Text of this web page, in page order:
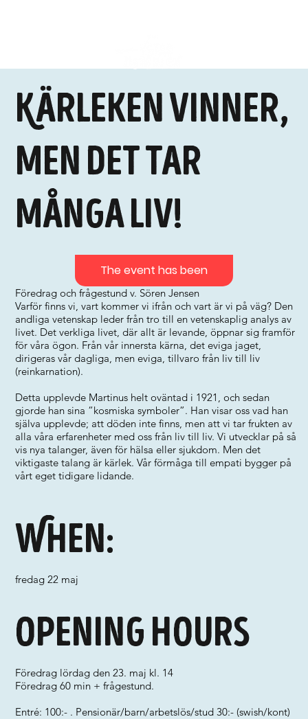
Kärleken vinner,
men det tar
många liv!
Föredrag och frågestund v. Sören Jensen
Varför finns vi, vart kommer vi ifrån och vart är vi på väg? Den
andliga vetenskap leder från tro till en vetenskaplig analys av
livet. Det verkliga livet, där allt är levande, öppnar sig framför
för våra ögon. Från vår innersta kärna, det eviga jaget,
dirigeras vår dagliga, men eviga, tillvaro från liv till liv
(reinkarnation).
Detta upplevde Martinus helt oväntad i 1921, och sedan
gjorde han sina ”kosmiska symboler”. Han visar oss vad han
själva upplevde; att döden inte finns, men att vi tar frukten av
alla våra erfarenheter med oss från liv till liv. Vi utvecklar på så
vis nya talanger, även för hälsa eller sjukdom. Men det
viktigaste talang är kärlek. Vår förmåga till empati bygger på
vårt eget tidigare lidande.
When:
fredag 22 maj
Opening hours
Föredrag lördag den 23. maj kl. 14
Föredrag 60 min + frågestund.
Entré: 100:- . Pensionär/barn/arbetslös/stud 30:- (swish/kont)
The event has been